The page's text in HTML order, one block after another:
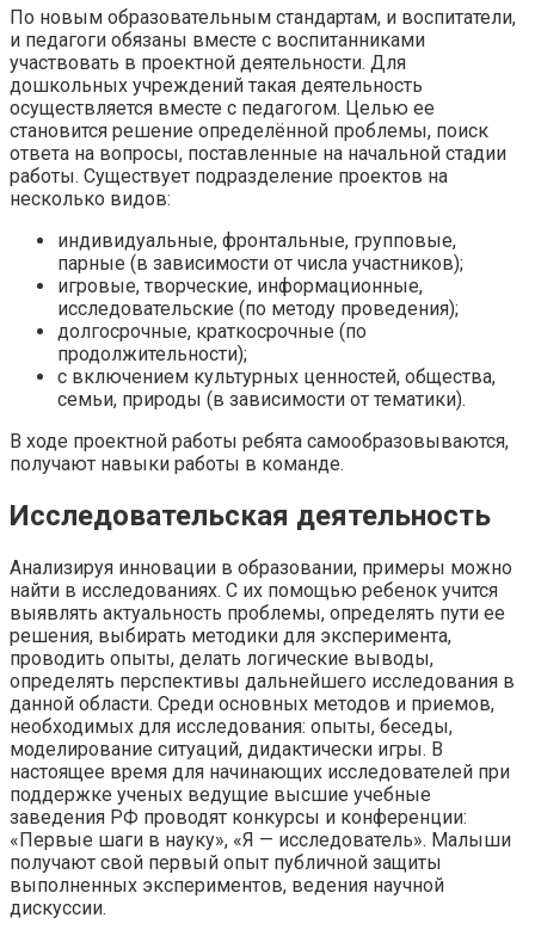
По новым образовательным стандартам, и воспитатели,
и педагоги обязаны вместе с воспитанниками
участвовать в проектной деятельности. Для
дошкольных учреждений такая деятельность
осуществляется вместе с педагогом. Целью ее
становится решение определённой проблемы, поиск
ответа на вопросы, поставленные на начальной стадии
работы. Существует подразделение проектов на
несколько видов:
индивидуальные, фронтальные, групповые,
парные (в зависимости от числа участников);
игровые, творческие, информационные,
исследовательские (по методу проведения);
долгосрочные, краткосрочные (по
продолжительности);
с включением культурных ценностей, общества,
семьи, природы (в зависимости от тематики).
В ходе проектной работы ребята самообразовываются,
получают навыки работы в команде.
Исследовательская деятельность
Анализируя инновации в образовании, примеры можно
найти в исследованиях. С их помощью ребенок учится
выявлять актуальность проблемы, определять пути ее
решения, выбирать методики для эксперимента,
проводить опыты, делать логические выводы,
определять перспективы дальнейшего исследования в
данной области. Среди основных методов и приемов,
необходимых для исследования: опыты, беседы,
моделирование ситуаций, дидактически игры. В
настоящее время для начинающих исследователей при
поддержке ученых ведущие высшие учебные
заведения РФ проводят конкурсы и конференции:
«Первые шаги в науку», «Я — исследователь». Малыши
получают свой первый опыт публичной защиты
выполненных экспериментов, ведения научной
дискуссии.